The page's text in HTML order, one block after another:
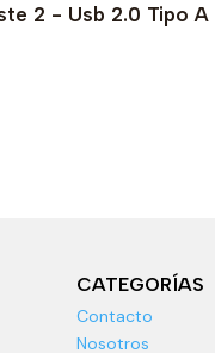
2 - Usb 2.0 Tipo
CATEGORÍAS
Contacto
Nosotros